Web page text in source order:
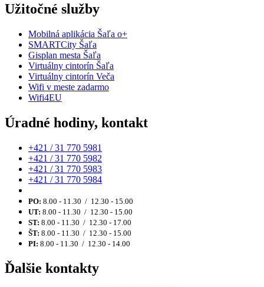
Užitočné služby
Mobilná aplikácia Šaľa o+
SMARTCity Šaľa
Gisplan mesta Šaľa
Virtuálny cintorín Šaľa
Virtuálny cintorín Veča
Wifi v meste zadarmo
Wifi4EU
Úradné hodiny, kontakt
+421 / 31 770 5981
+421 / 31 770 5982
+421 / 31 770 5983
+421 / 31 770 5984
PO: 8.00 - 11.30 / 12.30 - 15.00
UT: 8.00 - 11.30 / 12.30 - 15.00
ST: 8.00 - 11.30 / 12.30 - 17.00
ŠT: 8.00 - 11.30 / 12.30 - 15.00
PI: 8.00 - 11.30 / 12.30 - 14.00
Ďalšie kontakty